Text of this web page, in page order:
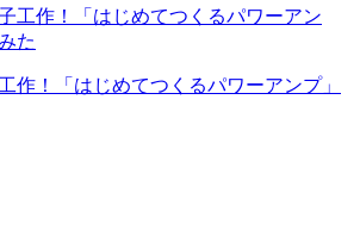
作！「はじめてつくるパワーアンプ」